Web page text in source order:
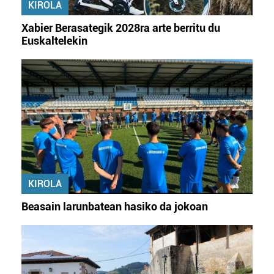
fitxategiak erabiltzen ditu. Zure esperientzia eta
zerbitzuak hobetzeko asmoz, cookie teknologiaz
baliatzen gara. Ohar hau onartuz gero, teknologia hori
erabiltzeko baimen esplizitua ematen diguzu.
irakurri
KIROLA
Xabier Berasategik 2028ra arte berritu du
Euskaltelekin
KIROLA
Beasain larunbatean hasiko da jokoan